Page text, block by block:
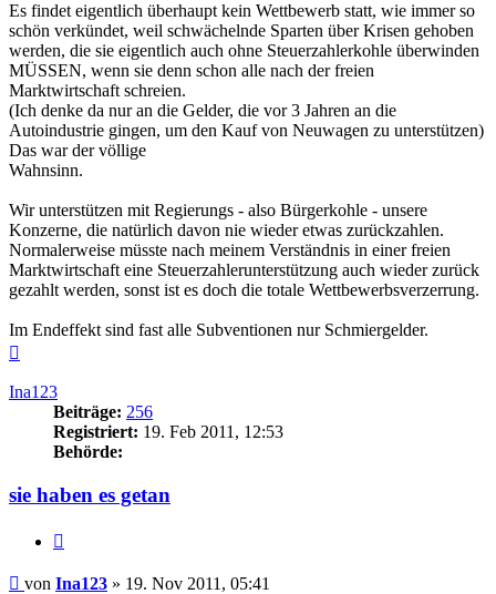
Es findet eigentlich überhaupt kein Wettbewerb statt, wie immer so
schön verkündet, weil schwächelnde Sparten über Krisen gehoben
werden, die sie eigentlich auch ohne Steuerzahlerkohle überwinden
MÜSSEN, wenn sie denn schon alle nach der freien
Marktwirtschaft schreien.
(Ich denke da nur an die Gelder, die vor 3 Jahren an die
Autoindustrie gingen, um den Kauf von Neuwagen zu unterstützen)
Das war der völlige
Wahnsinn.
Wir unterstützen mit Regierungs - also Bürgerkohle - unsere
Konzerne, die natürlich davon nie wieder etwas zurückzahlen.
Normalerweise müsste nach meinem Verständnis in einer freien
Marktwirtschaft eine Steuerzahlerunterstützung auch wieder zurück
gezahlt werden, sonst ist es doch die totale Wettbewerbsverzerrung.
Im Endeffekt sind fast alle Subventionen nur Schmiergelder.
Ina123
Beiträge: 256
Registriert: 19. Feb 2011, 12:53
Behörde:
sie haben es getan
Beitrag
von Ina123 » 19. Nov 2011, 05:41